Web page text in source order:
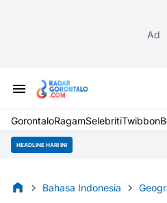
Ad
GorontaloRagamSelebritiTwibbon
HEADLINE HARI INI
Bahasa Indonesia